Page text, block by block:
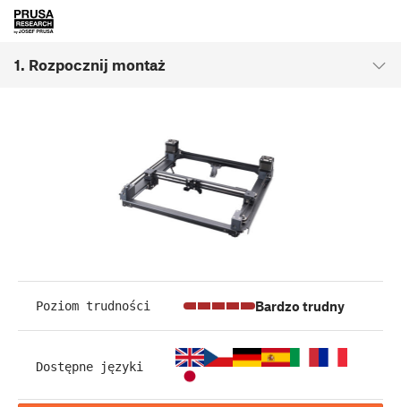
1. Rozpocznij montaż
Poziom trudności Bardzo trudny
Dostępne języki